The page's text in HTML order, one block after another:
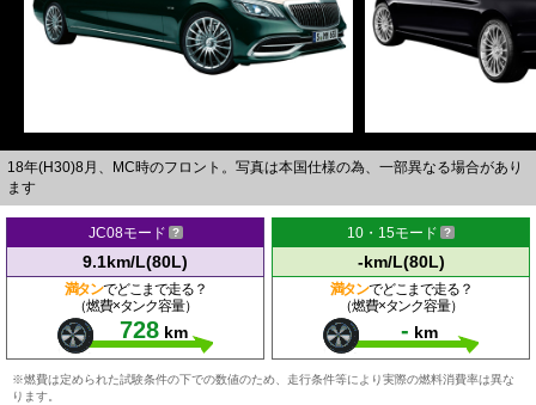
18年(H30)8月、MC時のフロント。写真は本国仕様の為、一部異なる場合があり
ます
JC08モード
9.1km/L(80L)
満タンでどこまで走る？
（燃費×タンク容量）
728 km
10・15モード
-km/L(80L)
満タンでどこまで走る？
（燃費×タンク容量）
- km
※燃費は定められた試験条件の下での数値のため、走行条件等により実際の燃料消費率は異な
ります。